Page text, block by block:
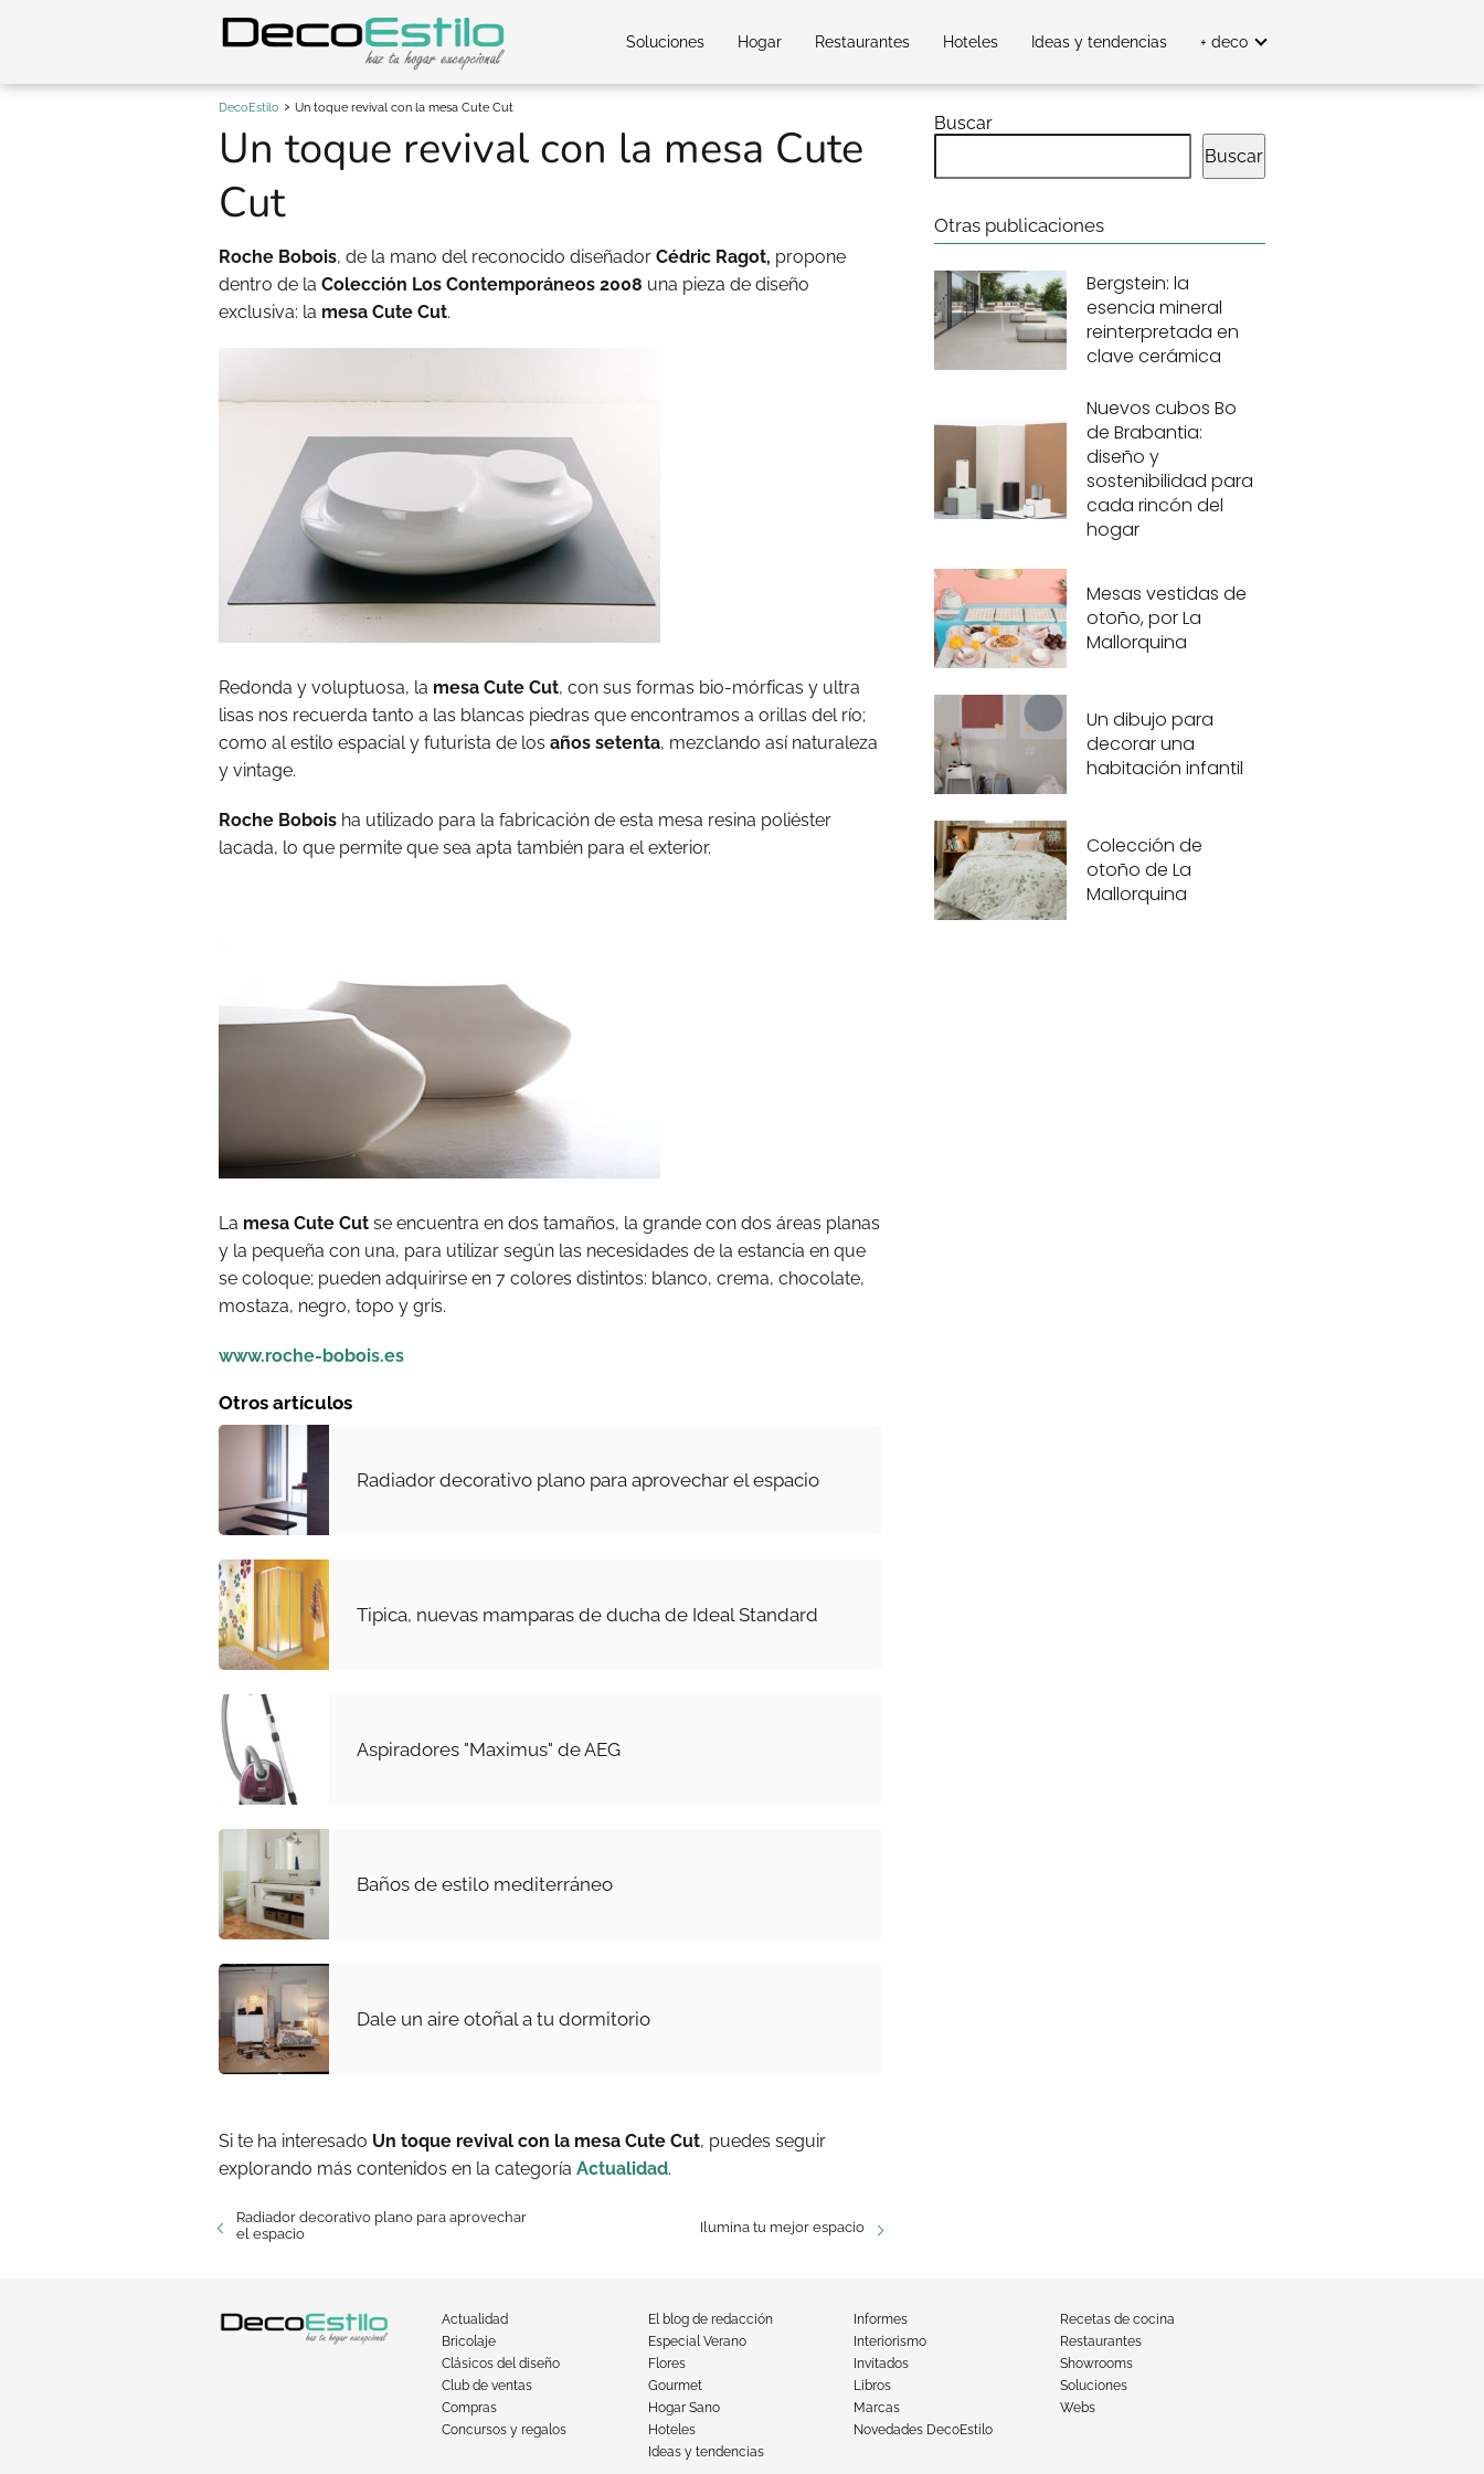
Soluciones Hogar Restaurantes Hoteles Ideas y tendencias + deco
DecoEstilo Un toque revival con la mesa Cute Cut
Un toque revival con la mesa Cute
Cut
Roche Bobois, de la mano del reconocido diseñador Cédric Ragot, propone
dentro de la Colección Los Contemporáneos 2008 una pieza de diseño
exclusiva: la mesa Cute Cut.
Redonda y voluptuosa, la mesa Cute Cut, con sus formas bio-mórficas y ultra
lisas nos recuerda tanto a las blancas piedras que encontramos a orillas del río;
como al estilo espacial y futurista de los años setenta, mezclando así naturaleza
y vintage.
Roche Bobois ha utilizado para la fabricación de esta mesa resina poliéster
lacada, lo que permite que sea apta también para el exterior.
La mesa Cute Cut se encuentra en dos tamaños, la grande con dos áreas planas
y la pequeña con una, para utilizar según las necesidades de la estancia en que
se coloque; pueden adquirirse en 7 colores distintos: blanco, crema, chocolate,
mostaza, negro, topo y gris.
www.roche-bobois.es
Otros artículos
Radiador decorativo plano para aprovechar el espacio
Tipica, nuevas mamparas de ducha de Ideal Standard
Aspiradores "Maximus" de AEG
Baños de estilo mediterráneo
Dale un aire otoñal a tu dormitorio
Si te ha interesado Un toque revival con la mesa Cute Cut, puedes seguir
explorando más contenidos en la categoría Actualidad.
Radiador decorativo plano para aprovechar
el espacio
Ilumina tu mejor espacio
Buscar
Buscar
Otras publicaciones
Bergstein: la
esencia mineral
reinterpretada en
clave cerámica
Nuevos cubos Bo
de Brabantia:
diseño y
sostenibilidad para
cada rincón del
hogar
Mesas vestidas de
otoño, por La
Mallorquina
Un dibujo para
decorar una
habitación infantil
Colección de
otoño de La
Mallorquina
Actualidad
Bricolaje
Clásicos del diseño
Club de ventas
Compras
Concursos y regalos
El blog de redacción
Especial Verano
Flores
Gourmet
Hogar Sano
Hoteles
Ideas y tendencias
Informes
Interiorismo
Invitados
Libros
Marcas
Novedades DecoEstilo
Recetas de cocina
Restaurantes
Showrooms
Soluciones
Webs